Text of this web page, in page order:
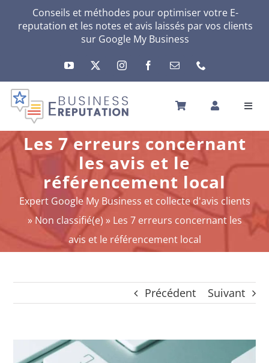
Conseils et méthodes pour optimiser votre E-
reputation et les notes et avis laissés par vos clients
sur Google My Business
ACCUEIL
VOTRE E-RÉPUTATION
VOTRE ACTIVITÉ
MES SERVICES
AUTRES SOLUTIONS
ACTU
CONTACT
Panier
RECHERCHER:
Les 7 erreurs concernant
les avis et le
référencement local
Expert Google My Business et collecte d'avis clients
»Non classifié(e) » Les 7 erreurs concernant les
avis et le référencement local
Précédent Suivant